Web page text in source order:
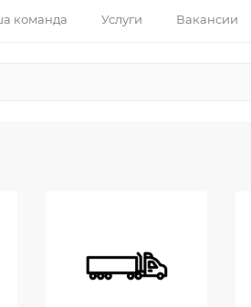
команда Услуги Вакансии